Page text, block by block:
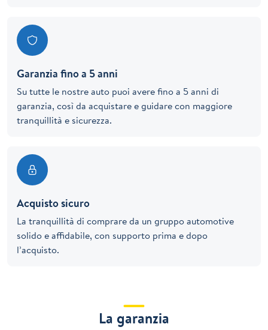
Garanzia fino a 5 anni
Su tutte le nostre auto puoi avere fino a 5 anni di
garanzia, così da acquistare e guidare con maggiore
tranquillità e sicurezza.
Acquisto sicuro
La tranquillità di comprare da un gruppo automotive
solido e affidabile, con supporto prima e dopo
l’acquisto.
La garanzia